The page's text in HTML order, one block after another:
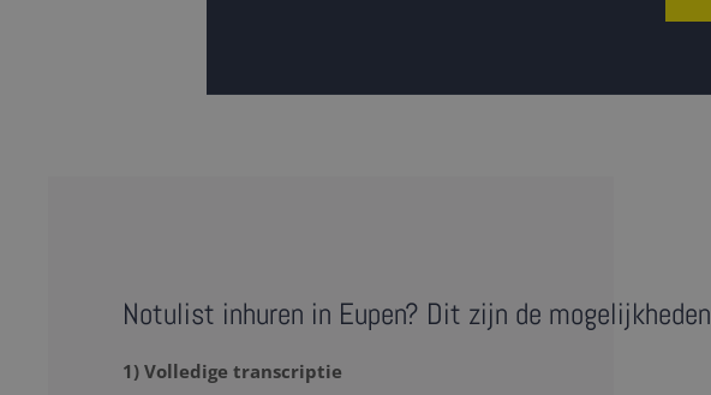
Notulist inhuren in Eupen? Dit zijn de
1) Volledige transcriptie